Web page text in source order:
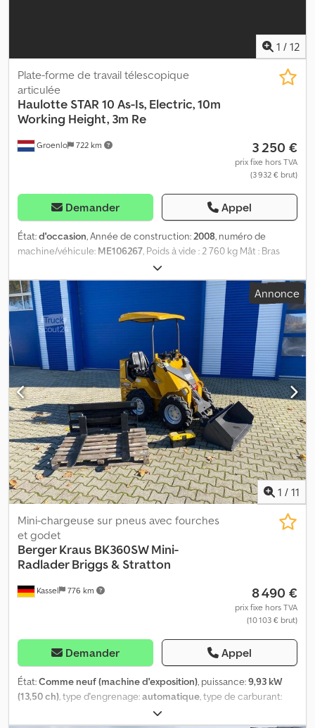
1 / 12
Groenlo 722 km
Plate-forme de travail télescopique
articulée
Haulotte STAR 10 As-Is, Electric, 10m
Working Height, 3m Re
3 250 €
prix fixe hors TVA
(3 932 € brut)
Demander Appel
État:d'occasion, Année de construction:2008, numéro de
machine/véhicule: ME106267, Poids à vide : 2 760 kg Mât : Bras
articulé Capacité de levage : 200 kg Hauteur de travail : 1 000 cm
Dimensions du compartiment de chargement : 270 x 99 x 199 cm
État des pneus avant : 60 État des pneus arrière : 60 Portée
horizontale max. : 300 m Veuillez contacter le GROUPE PFEIFER
pour plus d'informations. Cedeuwyfaepfx Aqpjrf
Annonce
1 / 11
Kassel 776 km
Mini-chargeuse sur pneus avec fourches
et godet
Berger Kraus BK360SW Mini-
Radlader Briggs & Stratton
8 490 €
prix fixe hors TVA
(10 103 € brut)
Demander Appel
État:Comme neuf (machine d'exposition), puissance:9,93 kW
(13,50 ch), type d'engrenage:automatique, type de carburant:
, capacité du réservoir de carburant: